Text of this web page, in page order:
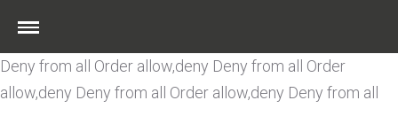
from all
Deny from all Order allow,deny Deny from all Order
allow,deny Deny from all Order allow,deny Deny from all